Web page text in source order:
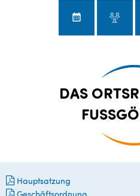
Ortsgemeinde
DAS
Hauptsatzung